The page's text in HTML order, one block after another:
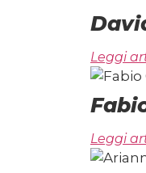
Leggi
Leggi